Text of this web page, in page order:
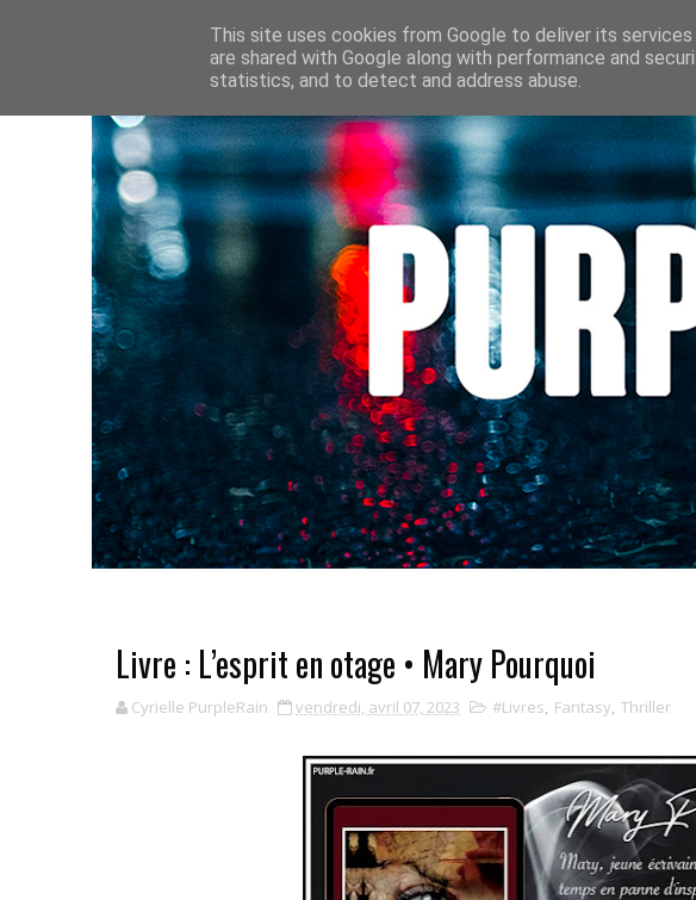
CULTURE • LIVRES AU FIL DE MES LECTURES CINÉMA LES
Livre : L’esprit en otage • Mary Pourquoi
Cyrielle PurpleRain vendredi, avril 07, 2023 #Livres, Fantasy, Thriller
This site uses cookies from Google to deliver its
are shared with Google along with performance and
statistics, and to detect and address abuse.